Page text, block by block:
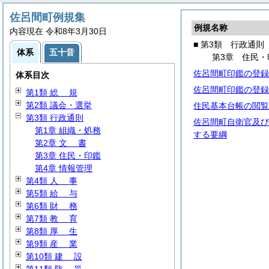
例規名称
■ 第3類 行政通則
第3章 住民・
佐呂間町印鑑の登
佐呂間町印鑑の登
住民基本台帳の閲
佐呂間町自衛官及
する要綱
佐呂間町例規集
内容現在 令和8年3月30日
体系 五十音
体系目次
第1類 総 規
第2類 議会・選挙
第3類 行政通則
第1章 組織・処務
第2章 文 書
第3章 住民・印鑑
第4章 情報管理
第4類 人 事
第5類 給 与
第6類 財 務
第7類 教 育
第8類 厚 生
第9類 産 業
第10類 建 設